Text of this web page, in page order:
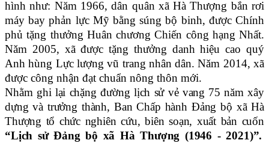
hình như: Năm 1966, dân quân xã Hà Thượng bắn rơi
máy bay phản lực Mỹ bằng súng bộ binh, được Chính
phủ tặng thưởng Huân chương Chiến công hạng Nhất.
Nǎm 2005, xã được tặng thưởng danh hiệu cao quý
Anh hùng Lực lượng vũ trang nhân dân. Nǎm 2014, xã
được công nhận đạt chuẩn nông thôn mới.
Nhằm ghi lại chặng đường lịch sử vẻ vang 75 năm xây
dựng và trưởng thành, Ban Chấp hành Đảng bộ xã Hà
Thượng tổ chức nghiên cứu, biên soạn, xuất bản cuốn
“Lịch sử Đảng bộ xã Hà Thượng (1946 - 2021)”.